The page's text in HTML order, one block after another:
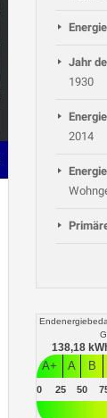
Jahr
1930
2014
138,18
A+
A B
0 25 50